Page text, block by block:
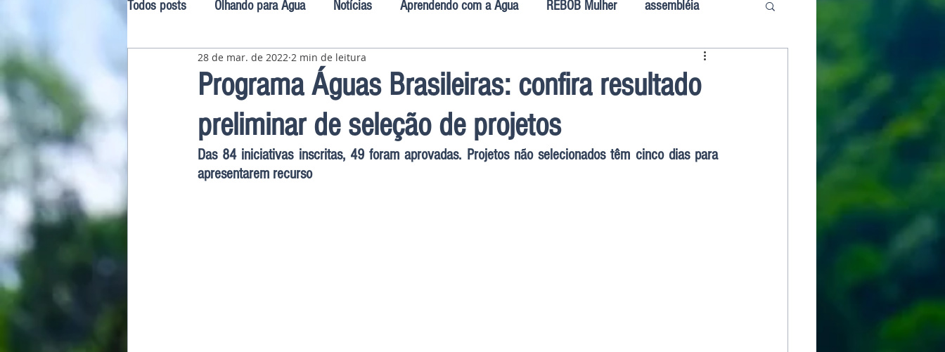
Todos posts Olhando para Água Notícias Aprendendo com a Água REBOB Mulher assembléia
Pavilhão Latino-Americano
Programa Águas Brasileiras: confira resultado
preliminar de seleção de projetos
28 de mar. de 2022 2 min de leitura
Das 84 iniciativas inscritas, 49 foram aprovadas. Projetos não selecionados têm cinco dias para
apresentarem recurso